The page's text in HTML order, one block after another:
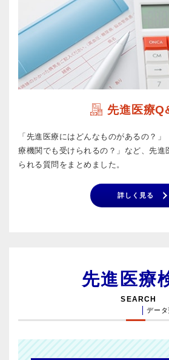
先進医療
「先進医療にはどんなものがあるの？
療機関でも受けられるの？」など、先進
られる質問をまとめました。
詳しく見る
先進医療
SEARCH
デー